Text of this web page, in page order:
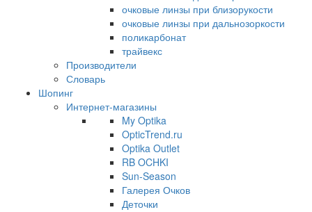
очковые линзы при близорукости
очковые линзы при дальнозоркости
поликарбонат
трайвекс
Производители
Словарь
Шопинг
Интернет-магазины
My Optika
OpticTrend.ru
Optika Outlet
RB OCHKI
Sun-Season
Галерея Очков
Деточки